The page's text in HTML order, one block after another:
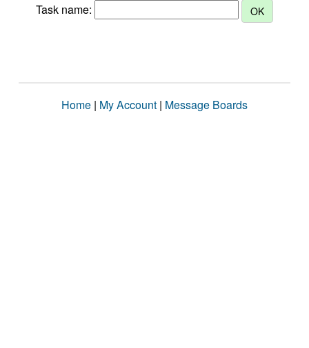
Task name:
Home | My Account | Message Boards